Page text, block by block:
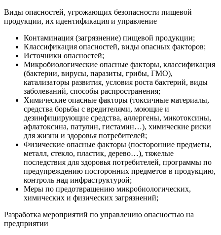
Виды опасностей, угрожающих безопасности пищевой
продукции, их идентификация и управление
Контаминация (загрязнение) пищевой продукции;
Классификация опасностей, виды опасных факторов;
Источники опасностей;
Микробиологические опасные факторы, классификация
(бактерии, вирусы, паразиты, грибы, ГМО),
катализаторы развития, условия роста бактерий, виды
заболеваний, способы распространения;
Химические опасные факторы (токсичные материалы,
средства борьбы с вредителями, моющие и
дезинфицирующие средства, аллергены, микотоксины,
афлатоксина, патулин, гистамин…), химические риски
для жизни и здоровья потребителей;
Физические опасные факторы (посторонние предметы,
металл, стекло, пластик, дерево…), тяжелые
последствия для здоровья потребителей, программы по
предупреждению посторонних предметов в продукцию,
контроль над инфраструктурой;
Меры по предотвращению микробиологических,
химических и физических загрязнений;
Разработка мероприятий по управлению опасностью на
предприятии